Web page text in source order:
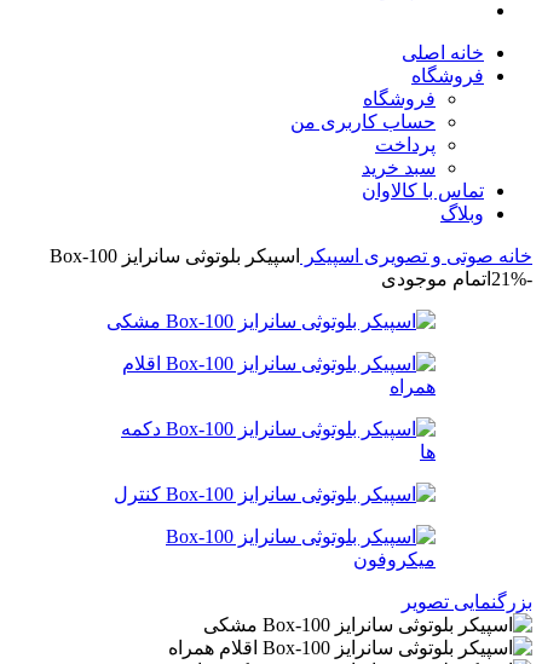
خانه اصلی
فروشگاه
فروشگاه
حساب کاربری من
پرداخت
سبد خرید
تماس با کالاوان
وبلاگ
خانه صوتی و تصویری اسپیکر
اسپیکر بلوتوثی سانرایز Box-100
-21%
اتمام موجودی
بزرگنمایی تصویر